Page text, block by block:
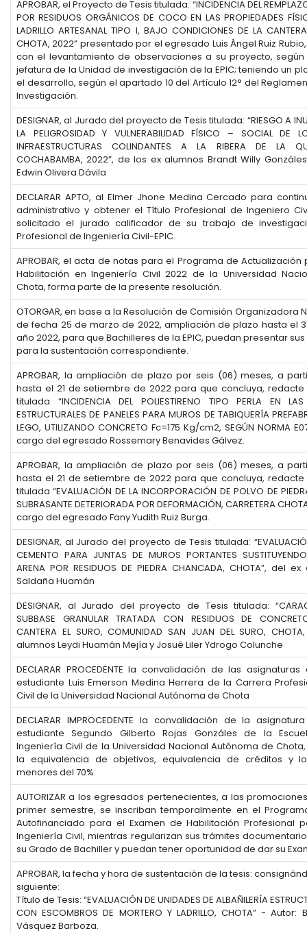
APROBAR, el Proyecto de Tesis titulada: “INCIDENCIA DEL
POR RESIDUOS ORGÁNICOS DE COCO EN LAS PROPIEDADES
LADRILLO ARTESANAL TIPO I, BAJO CONDICIONES DE LA
CHOTA, 2022” presentado por el egresado Luis Ángel Ruiz
con el levantamiento de observaciones a su proyecto,
jefatura de la Unidad de investigación de la EPIC; teniendo un
el desarrollo, según el apartado 10 del Artículo 12° del
Investigación.
DESIGNAR, al Jurado del proyecto de Tesis titulada: “RIESGO A
LA PELIGROSIDAD Y VULNERABILIDAD FÍSICO – SOCIAL DE
INFRAESTRUCTURAS COLINDANTES A LA RIBERA DE LA
COCHABAMBA, 2022”, de los ex alumnos Brandt Willy
Edwin Olivera Dávila
DECLARAR APTO, al Elmer Jhone Medina Cercado para
administrativo y obtener el Título Profesional de Ingeniero
solicitado el jurado calificador de su trabajo de
Profesional de Ingeniería Civil-EPIC.
APROBAR, el acta de notas para el Programa de Actualización
Habilitación en Ingeniería Civil 2022 de la Universidad
Chota, forma parte de la presente resolución.
OTORGAR, en base a la Resolución de Comisión Organizadora
de fecha 25 de marzo de 2022, ampliación de plazo hasta el
año 2022, para que Bachilleres de la EPIC, puedan presentar
para la sustentación correspondiente.
APROBAR, la ampliación de plazo por seis (06) meses, a
hasta el 21 de setiembre de 2022 para que concluya, redacte
titulada “INCIDENCIA DEL POLIESTIRENO TIPO PERLA EN LAS
ESTRUCTURALES DE PANELES PARA MUROS DE TABIQUERÍA
LEGO, UTILIZANDO CONCRETO Fc=175 Kg/cm2, SEGÚN NORMA
cargo del egresado Rossemary Benavides Gálvez.
APROBAR, la ampliación de plazo por seis (06) meses, a
hasta el 21 de setiembre de 2022 para que concluya, redacte
titulada “EVALUACIÓN DE LA INCORPORACIÓN DE POLVO DE
SUBRASANTE DETERIORADA POR DEFORMACIÓN, CARRETERA
cargo del egresado Fany Yudith Ruiz Burga.
DESIGNAR, al Jurado del proyecto de Tesis titulada:
CEMENTO PARA JUNTAS DE MUROS PORTANTES
ARENA POR RESIDUOS DE PIEDRA CHANCADA, CHOTA”, del
Saldaña Huamán
DESIGNAR, al Jurado del proyecto de Tesis titulada:
SUBBASE GRANULAR TRATADA CON RESIDUOS DE
CANTERA EL SURO, COMUNIDAD SAN JUAN DEL SURO,
alumnos Leydi Huamán Mejía y Josué Liler Ydrogo Colunche
DECLARAR PROCEDENTE la convalidación de las
estudiante Luis Emerson Medina Herrera de la Carrera
Civil de la Universidad Nacional Autónoma de Chota
DECLARAR IMPROCEDENTE la convalidación de la
estudiante Segundo Gilberto Rojas Gonzáles de la
Ingeniería Civil de la Universidad Nacional Autónoma de
la equivalencia de objetivos, equivalencia de créditos y
menores del 70%.
AUTORIZAR a los egresados pertenecientes, a las
primer semestre, se inscriban temporalmente en el
Autofinanciado para el Examen de Habilitación Profesional
Ingeniería Civil, mientras regularizan sus trámites
su Grado de Bachiller y puedan tener oportunidad de dar su
APROBAR, la fecha y hora de sustentación de la tesis:
siguiente:
Título de Tesis: “EVALUACIÓN DE UNIDADES DE ALBAÑILERÍA
CON ESCOMBROS DE MORTERO Y LADRILLO, CHOTA” -
Vásquez Barboza.